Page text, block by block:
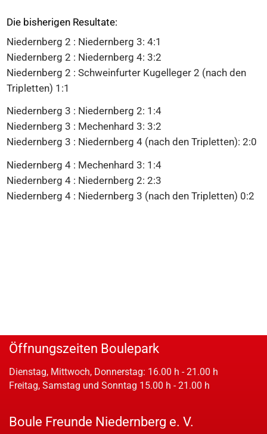
Die bisherigen Resultate:
Niedernberg 2 : Niedernberg 3: 4:1
Niedernberg 2 : Niedernberg 4: 3:2
Niedernberg 2 : Schweinfurter Kugelleger 2 (nach den
Tripletten) 1:1
Niedernberg 3 : Niedernberg 2: 1:4
Niedernberg 3 : Mechenhard 3: 3:2
Niedernberg 3 : Niedernberg 4 (nach den Tripletten): 2:0
Niedernberg 4 : Mechenhard 3: 1:4
Niedernberg 4 : Niedernberg 2: 2:3
Niedernberg 4 : Niedernberg 3 (nach den Tripletten) 0:2
Öffnungszeiten Boulepark
Dienstag, Mittwoch, Donnerstag: 16.00 h - 21.00 h
Freitag, Samstag und Sonntag 15.00 h - 21.00 h
Boule Freunde Niedernberg e. V.